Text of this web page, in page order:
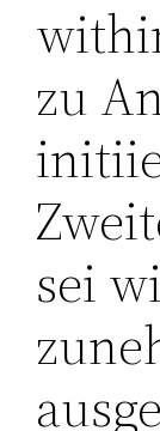
zu
sei